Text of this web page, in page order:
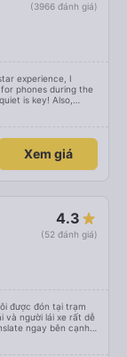
(3966 đánh giá)
experience, I
phones during the
is key! Also,
for convenience. I
vào ban đêm
xe nên dán sẵn mật
vẫn sẽ tiếp tục ủng
Xem giá
4.3
(52 đánh giá)
được đón tại trạm
và người lái xe rất dễ
ngay bên cạnh.
ngày, nhưng có lẽ là